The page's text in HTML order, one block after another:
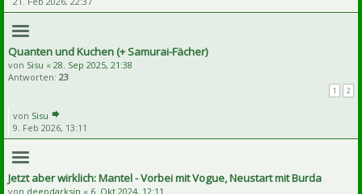
Quanten und Kuchen (+ Samurai-Fächer)
von Sisu « 28. Sep 2025, 21:38
Antworten: 23
1 2
von Sisu
9. Feb 2026, 13:11
Jetzt aber wirklich: Mantel - Vorbei mit Vogue, Neustart mit Burda
von deepdarksin « 6. Okt 2024, 12:11